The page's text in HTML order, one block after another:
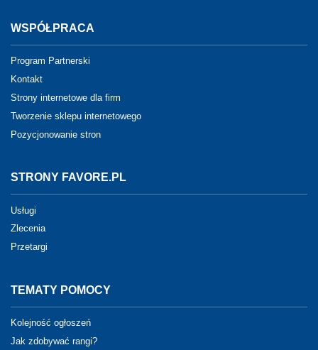
WSPÓŁPRACA
Program Partnerski
Kontakt
Strony internetowe dla firm
Tworzenie sklepu internetowego
Pozycjonowanie stron
STRONY FAVORE.PL
Usługi
Zlecenia
Przetargi
TEMATY POMOCY
Kolejność ogłoszeń
Jak zdobywać rangi?